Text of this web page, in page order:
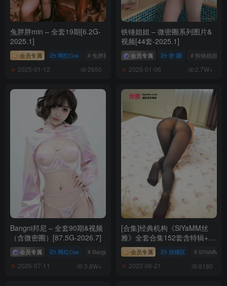
兔胖胖min – 全套19期[6.2G-
2025.1]
会员专属 网红Cos # 兔胖胖min
2025-01-12 2650
铁锤姐姐 – 微密圈系列图片&
视频[44套-2025.1]
会员专属 密⋅圈 # 铁锤姐姐
2025-01-06 2.7W+
Bangni邦尼 – 全套90期&视频
（含微密圈）[87.5G-2026.7]
会员专属 网红Cos # Bangni邦尼
2026-07-11 3.8W+
[合集]经典机构《SiYaMM丝
雅》全套合集152套含特辑+视
频，大小11.6G
会员专属 丝模区 # SiYaMM丝
2022-06-21 8180